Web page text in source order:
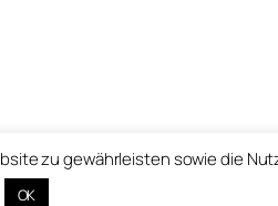
zu gewährleisten sowie die
OK